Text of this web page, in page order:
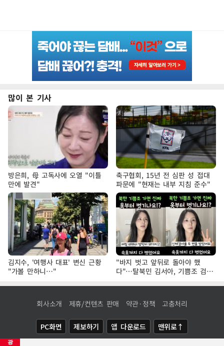
광
많이 본 기사
방은희, 母 고독사에 오열 "이틀
만에 발견"
축구협회, 15년 전 심판 성 접대
파문에 "현재는 내부 지침 준수"
김지수, '여행사 대표' 변신 근황
"가볼 만하니…"
"바지 벗고 앞뒤로 돌아야 했
다"…탈북민 김서아, 기쁨조 검사
수치심 회상
회사소개 제휴/컨텐츠 판매 약관·정책 고충처리
PC화면 제보하기 앱 다운로드 맨위로↑